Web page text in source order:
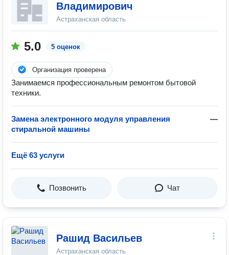
Владимирович
Астраханская область
5.0 5 оценок
Организация проверена
Занимаемся профессиональным ремонтом бытовой
техники.
Замена электронного модуля управления
стиральной машины
—
Ещё 63 услуги
Позвонить Чат
Рашид Васильев
Астраханская область